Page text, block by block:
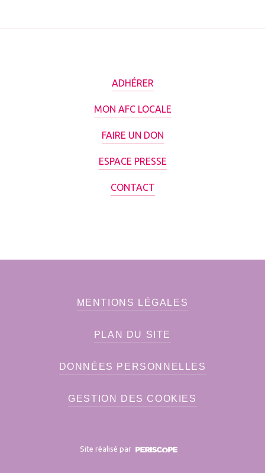
ADHÉRER
MON AFC LOCALE
FAIRE UN DON
ESPACE PRESSE
CONTACT
MENTIONS LÉGALES
PLAN DU SITE
DONNÉES PERSONNELLES
GESTION DES COOKIES
Site réalisé par